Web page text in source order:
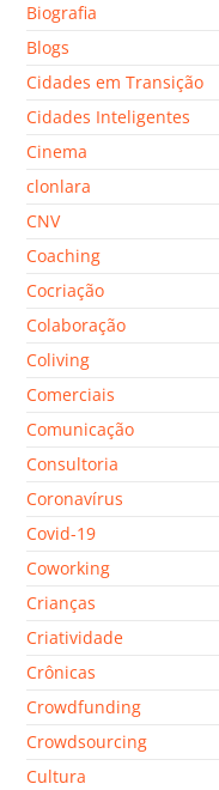
Biografia
Blogs
Cidades em Transição
Cidades Inteligentes
Cinema
clonlara
CNV
Coaching
Cocriação
Colaboração
Coliving
Comerciais
Comunicação
Consultoria
Coronavírus
Covid-19
Coworking
Crianças
Criatividade
Crônicas
Crowdfunding
Crowdsourcing
Cultura